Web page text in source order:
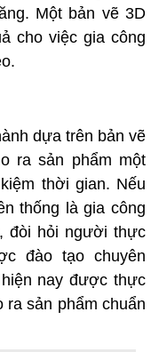
Một bản vẽ 3D
cho việc gia công
dựa trên bản vẽ
ra sản phẩm một
thời gian. Nếu
thống là gia công
đòi hỏi người thực
đào tạo chuyên
nay được thực
ra sản phẩm chuẩn